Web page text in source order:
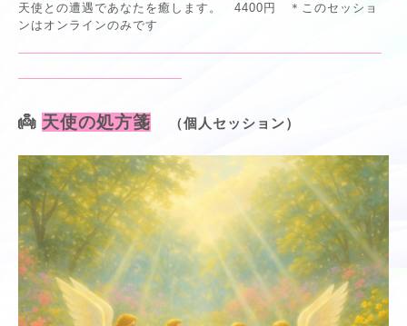
天使との遭遇であなたを癒します。 4400円 ＊このセッショ
ンはオンラインのみです
👼 天使の処方箋 （個人セッション）